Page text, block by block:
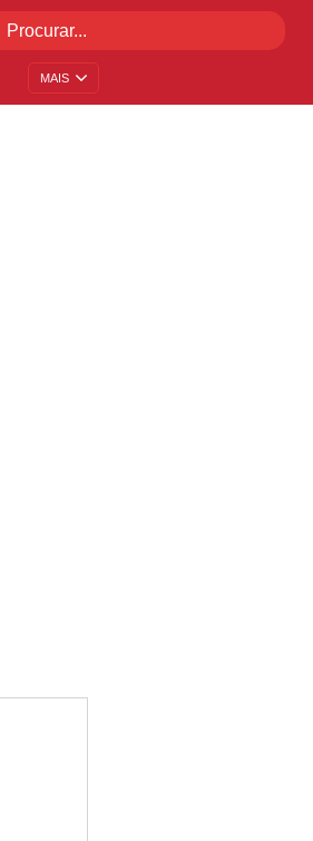
MAIS